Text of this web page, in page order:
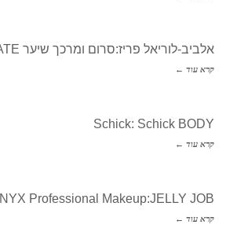
אלביב-לוריאל פריז:סרום ומרכך שיער ULTIMATE
קרא עוד ←
Schick: Schick BODY
קרא עוד ←
NYX Professional Makeup:JELLY JOB
קרא עוד ←